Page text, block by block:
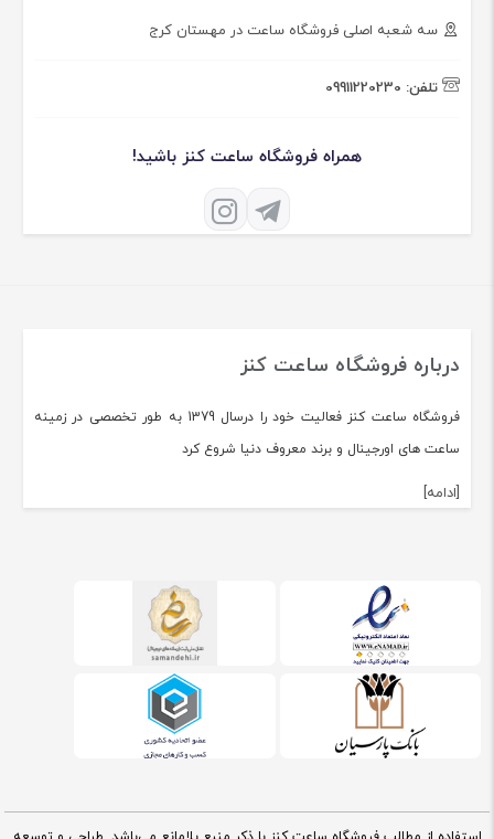
سه شعبه اصلی فروشگاه ساعت در مهستان کرج
تلفن: 09911220230
همراه فروشگاه ساعت کنز باشید!
درباره فروشگاه ساعت کنز
فروشگاه ساعت کنز فعالیت خود را درسال 1379 به طور تخصصی در زمینه
ساعت های اورجینال و برند معروف دنیا شروع کرد
[ادامه]